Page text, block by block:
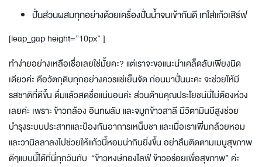
ปั่นส่วนผสมทุกอย่างด้วยเครื่องปั่นน้ำจนเข้ากันดี เทใส่แก้วเสิร์ฟ
[leap_gap height=”10px” ]
ทำง่ายอย่างเหลือเชื่อเลยใช่มั้ยคะ? แต่เราจะขอแนะนำเคล็ดลับเพียงนิด
เดียวค่ะ คือวัตถุดิบทุกอย่างควรแช่เย็นจัด ก่อนมาปั่นนะคะ จะช่วยให้มี
รสชาติที่ดีขึ้น ดื่มแล้วสดชื่อแน่นอนค่ะ ส่วนด้านคุณประโยชน์นี่ไม่ต้องห่วง
เลยค่ะ เพราะ ข้าวกล้อง อินทผลัม และจมูกข้าวสาลี มีวิตามินบีสูงช่วย
บำรุงระบบประสาทและป้องกันอาการเหน็บชา และเมื่อเราเพิ่มกล้วยหอม
และวานิลลาลงไปช่วยให้แก้วนี้หอมน่ากินยิ่งขึ้น อย่าลืมติดตามเมนูสุขภาพ
ดีๆแบบนี้ได้ที่นี่ทุกวันกับ “ข้าวหงษ์ทองไลฟ์ ข้าวอร่อยเพื่อสุขภาพ” ค่ะ